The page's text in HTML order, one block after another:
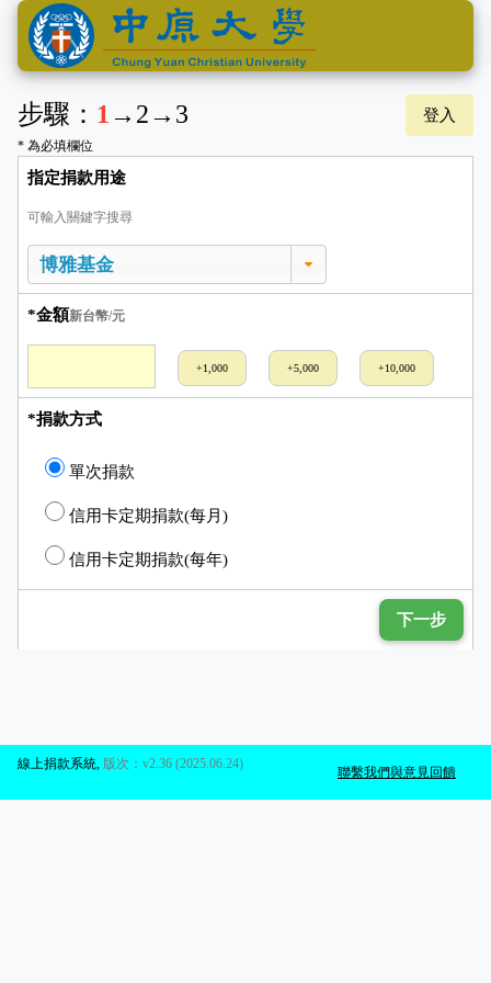
步驟： 1→ 2→ 3 登入
* 為必填欄位
指定捐款用途
可輸入關鍵字搜尋
*金額新台幣/元
+1,000 +5,000 +10,000
*捐款方式
單次捐款
信用卡定期捐款(每月)
信用卡定期捐款(每年)
下一步
聯繫我們與意見回饋
線上捐款系統 版次：v2.36 (2025.06.24)